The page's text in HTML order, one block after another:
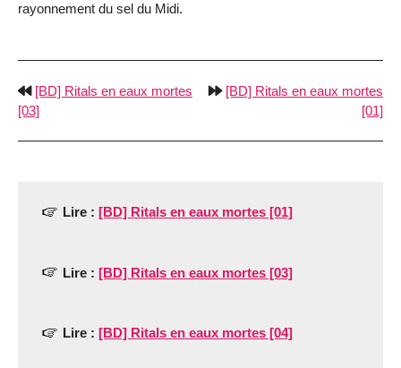
rayonnement du sel du Midi.
[BD] Ritals en eaux mortes
[03]
[BD] Ritals en eaux mortes
[01]
Lire : [BD] Ritals en eaux mortes [01]
Lire : [BD] Ritals en eaux mortes [03]
Lire : [BD] Ritals en eaux mortes [04]